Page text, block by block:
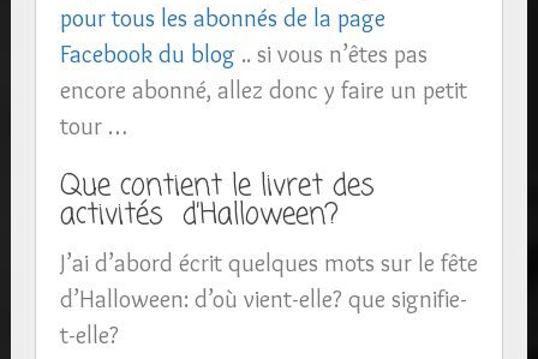
pour tous les abonnés de la page
Facebook du blog .. si vous n’êtes pas
encore abonné, allez donc y faire un petit
tour …
Que contient le livret des
activités d’Halloween?
J’ai d’abord écrit quelques mots sur le fête
d’Halloween: d’où vient-elle? que signifie-
t-elle?